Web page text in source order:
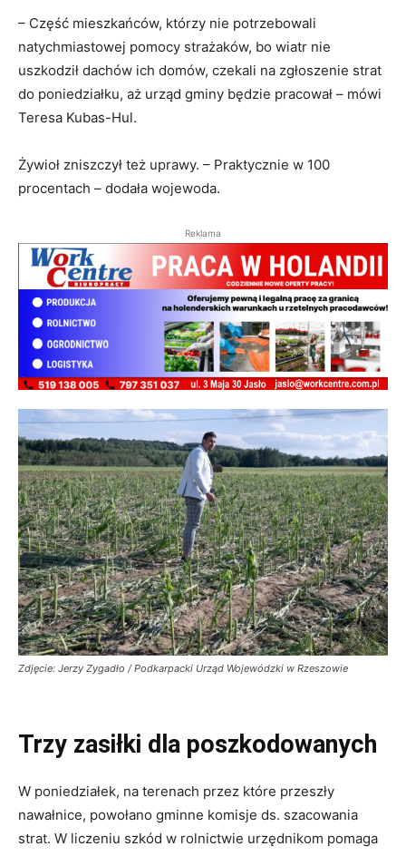
– Część mieszkańców, którzy nie potrzebowali
natychmiastowej pomocy strażaków, bo wiatr nie
uszkodził dachów ich domów, czekali na zgłoszenie strat
do poniedziałku, aż urząd gminy będzie pracował – mówi
Teresa Kubas-Hul.
Żywioł zniszczył też uprawy. – Praktycznie w 100
procentach – dodała wojewoda.
Reklama
Zdjęcie: Jerzy Zygadło / Podkarpacki Urząd Wojewódzki w Rzeszowie
Trzy zasiłki dla poszkodowanych
W poniedziałek, na terenach przez które przeszły
nawałnice, powołano gminne komisje ds. szacowania
strat. W liczeniu szkód w rolnictwie urzędnikom pomaga